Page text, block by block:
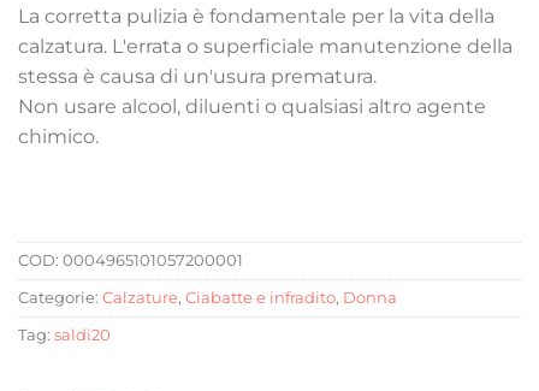
La corretta pulizia è fondamentale per la vita della
calzatura. L'errata o superficiale manutenzione della
stessa è causa di un'usura prematura.
Non usare alcool, diluenti o qualsiasi altro agente
chimico.
COD: 0004965101057200001
Categorie: Calzature, Ciabatte e infradito, Donna
Tag: saldi20